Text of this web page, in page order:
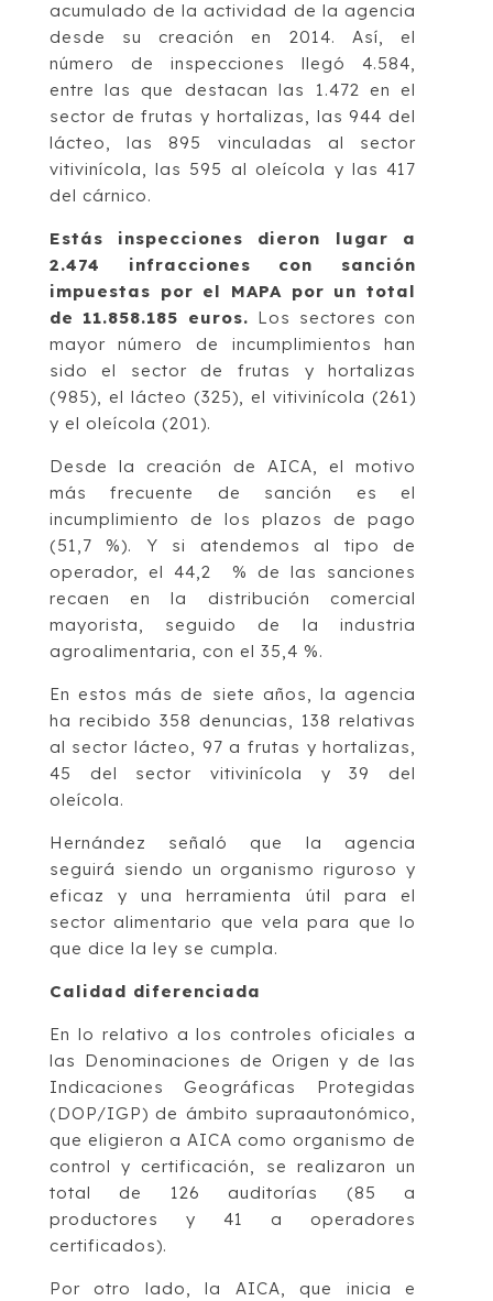
acumulado de la actividad de la agencia
desde su creación en 2014. Así, el
número de inspecciones llegó 4.584,
entre las que destacan las 1.472 en el
sector de frutas y hortalizas, las 944 del
lácteo, las 895 vinculadas al sector
vitivinícola, las 595 al oleícola y las 417
del cárnico.
Estás inspecciones dieron lugar a
2.474 infracciones con sanción
impuestas por el MAPA por un total
de 11.858.185 euros. Los sectores con
mayor número de incumplimientos han
sido el sector de frutas y hortalizas
(985), el lácteo (325), el vitivinícola (261)
y el oleícola (201).
Desde la creación de AICA, el motivo
más frecuente de sanción es el
incumplimiento de los plazos de pago
(51,7 %). Y si atendemos al tipo de
operador, el 44,2 % de las sanciones
recaen en la distribución comercial
mayorista, seguido de la industria
agroalimentaria, con el 35,4 %.
En estos más de siete años, la agencia
ha recibido 358 denuncias, 138 relativas
al sector lácteo, 97 a frutas y hortalizas,
45 del sector vitivinícola y 39 del
oleícola.
Hernández señaló que la agencia
seguirá siendo un organismo riguroso y
eficaz y una herramienta útil para el
sector alimentario que vela para que lo
que dice la ley se cumpla.
Calidad diferenciada
En lo relativo a los controles oficiales a
las Denominaciones de Origen y de las
Indicaciones Geográficas Protegidas
(DOP/IGP) de ámbito supraautonómico,
que eligieron a AICA como organismo de
control y certificación, se realizaron un
total de 126 auditorías (85 a
productores y 41 a operadores
certificados).
Por otro lado, la AICA, que inicia e